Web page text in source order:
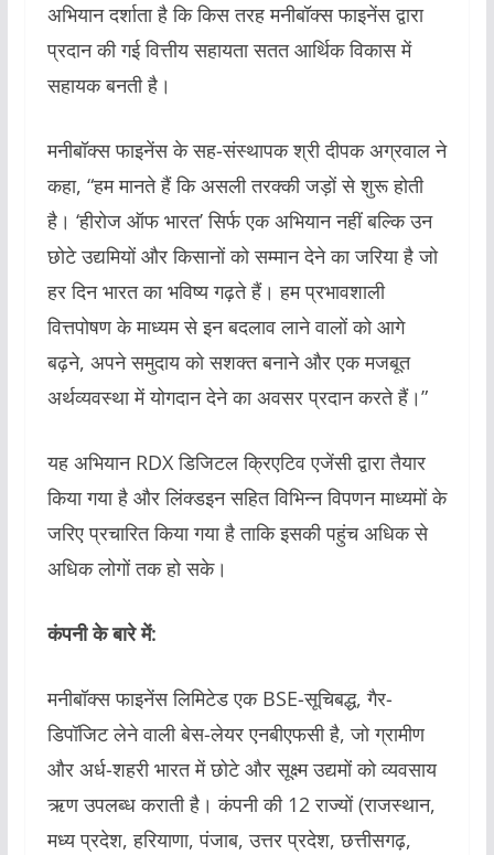
अभियान दर्शाता है कि किस तरह मनीबॉक्स फाइनेंस द्वारा
प्रदान की गई वित्तीय सहायता सतत आर्थिक विकास में
सहायक बनती है।
मनीबॉक्स फाइनेंस के सह-संस्थापक श्री दीपक अग्रवाल ने
कहा, “हम मानते हैं कि असली तरक्की जड़ों से शुरू होती
है। ‘हीरोज ऑफ भारत’ सिर्फ एक अभियान नहीं बल्कि उन
छोटे उद्यमियों और किसानों को सम्मान देने का जरिया है जो
हर दिन भारत का भविष्य गढ़ते हैं। हम प्रभावशाली
वित्तपोषण के माध्यम से इन बदलाव लाने वालों को आगे
बढ़ने, अपने समुदाय को सशक्त बनाने और एक मजबूत
अर्थव्यवस्था में योगदान देने का अवसर प्रदान करते हैं।”
यह अभियान RDX डिजिटल क्रिएटिव एजेंसी द्वारा तैयार
किया गया है और लिंक्डइन सहित विभिन्न विपणन माध्यमों के
जरिए प्रचारित किया गया है ताकि इसकी पहुंच अधिक से
अधिक लोगों तक हो सके।
कंपनी के बारे में:
मनीबॉक्स फाइनेंस लिमिटेड एक BSE-सूचिबद्ध, गैर-
डिपॉजिट लेने वाली बेस-लेयर एनबीएफसी है, जो ग्रामीण
और अर्ध-शहरी भारत में छोटे और सूक्ष्म उद्यमों को व्यवसाय
ऋण उपलब्ध कराती है। कंपनी की 12 राज्यों (राजस्थान,
मध्य प्रदेश, हरियाणा, पंजाब, उत्तर प्रदेश, छत्तीसगढ़,